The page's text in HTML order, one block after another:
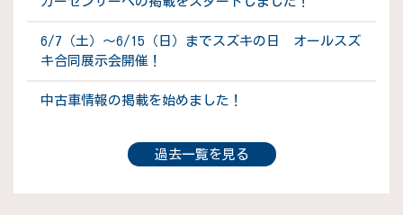
6/7（土）～6/15（日）までスズキの日 オールスズ
キ合同展示会開催！
中古車情報の掲載を始めました！
過去一覧を見る